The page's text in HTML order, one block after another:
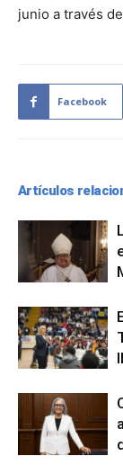
junio a través
Facebook
Artículos